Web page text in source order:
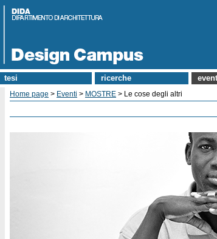
tesi ricerche
Home page > Eventi > MOSTRE > Le cose degli altri